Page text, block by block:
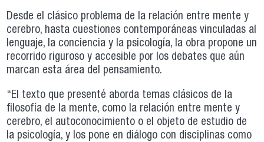
Desde el clásico problema de la relación entre mente y
cerebro, hasta cuestiones contemporáneas vinculadas al
lenguaje, la conciencia y la psicología, la obra propone un
recorrido riguroso y accesible por los debates que aún
marcan esta área del pensamiento.
“El texto que presenté aborda temas clásicos de la
filosofía de la mente, como la relación entre mente y
cerebro, el autoconocimiento o el objeto de estudio de
la psicología, y los pone en diálogo con disciplinas como